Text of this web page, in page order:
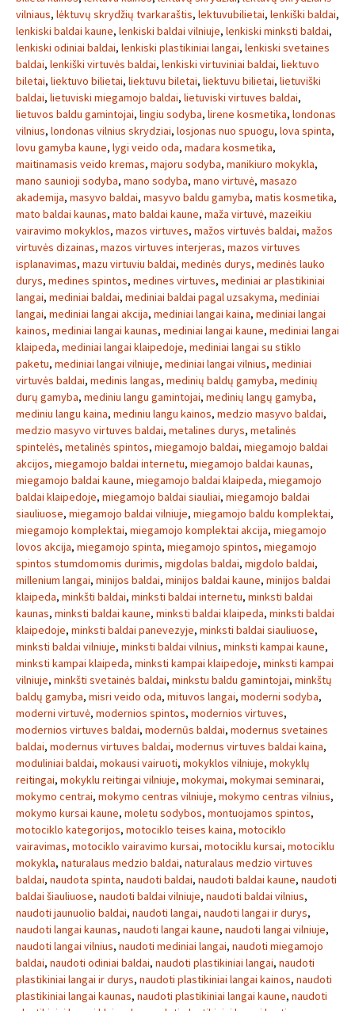
vilniaus, lėktuvų skrydžių tvarkaraštis, lektuvubilietai, lenkiški baldai,
lenkiski baldai kaune, lenkiski baldai vilniuje, lenkiski minksti baldai,
lenkiski odiniai baldai, lenkiski plastikiniai langai, lenkiski svetaines
baldai, lenkiški virtuvės baldai, lenkiski virtuviniai baldai, liektuvo
biletai, liektuvo bilietai, liektuvu biletai, liektuvu bilietai, lietuviški
baldai, lietuviski miegamojo baldai, lietuviski virtuves baldai,
lietuvos baldu gamintojai, lingiu sodyba, lirene kosmetika, londonas
vilnius, londonas vilnius skrydziai, losjonas nuo spuogu, lova spinta,
lovu gamyba kaune, lygi veido oda, madara kosmetika,
maitinamasis veido kremas, majoru sodyba, manikiuro mokykla,
mano saunioji sodyba, mano sodyba, mano virtuvė, masazo
akademija, masyvo baldai, masyvo baldu gamyba, matis kosmetika,
mato baldai kaunas, mato baldai kaune, maža virtuvė, mazeikiu
vairavimo mokyklos, mazos virtuves, mažos virtuvės baldai, mažos
virtuvės dizainas, mazos virtuves interjeras, mazos virtuves
isplanavimas, mazu virtuviu baldai, medinės durys, medinės lauko
durys, medines spintos, medines virtuves, mediniai ar plastikiniai
langai, mediniai baldai, mediniai baldai pagal uzsakyma, mediniai
langai, mediniai langai akcija, mediniai langai kaina, mediniai langai
kainos, mediniai langai kaunas, mediniai langai kaune, mediniai langai
klaipeda, mediniai langai klaipedoje, mediniai langai su stiklo
paketu, mediniai langai vilniuje, mediniai langai vilnius, mediniai
virtuvės baldai, medinis langas, medinių baldų gamyba, medinių
durų gamyba, mediniu langu gamintojai, medinių langų gamyba,
mediniu langu kaina, mediniu langu kainos, medzio masyvo baldai,
medzio masyvo virtuves baldai, metalines durys, metalinės
spintelės, metalinės spintos, miegamojo baldai, miegamojo baldai
akcijos, miegamojo baldai internetu, miegamojo baldai kaunas,
miegamojo baldai kaune, miegamojo baldai klaipeda, miegamojo
baldai klaipedoje, miegamojo baldai siauliai, miegamojo baldai
siauliuose, miegamojo baldai vilniuje, miegamojo baldu komplektai,
miegamojo komplektai, miegamojo komplektai akcija, miegamojo
lovos akcija, miegamojo spinta, miegamojo spintos, miegamojo
spintos stumdomomis durimis, migdolas baldai, migdolo baldai,
millenium langai, minijos baldai, minijos baldai kaune, minijos baldai
klaipeda, minkšti baldai, minksti baldai internetu, minksti baldai
kaunas, minksti baldai kaune, minksti baldai klaipeda, minksti baldai
klaipedoje, minksti baldai panevezyje, minksti baldai siauliuose,
minksti baldai vilniuje, minksti baldai vilnius, minksti kampai kaune,
minksti kampai klaipeda, minksti kampai klaipedoje, minksti kampai
vilniuje, minkšti svetainės baldai, minkstu baldu gamintojai, minkštų
baldų gamyba, misri veido oda, mituvos langai, moderni sodyba,
moderni virtuvė, modernios spintos, modernios virtuves,
modernios virtuves baldai, modernūs baldai, modernus svetaines
baldai, modernus virtuves baldai, modernus virtuves baldai kaina,
moduliniai baldai, mokausi vairuoti, mokyklos vilniuje, mokyklų
reitingai, mokyklu reitingai vilniuje, mokymai, mokymai seminarai,
mokymo centrai, mokymo centras vilniuje, mokymo centras vilnius,
mokymo kursai kaune, moletu sodybos, montuojamos spintos,
motociklo kategorijos, motociklo teises kaina, motociklo
vairavimas, motociklo vairavimo kursai, motociklu kursai, motociklu
mokykla, naturalaus medzio baldai, naturalaus medzio virtuves
baldai, naudota spinta, naudoti baldai, naudoti baldai kaune, naudoti
baldai šiauliuose, naudoti baldai vilniuje, naudoti baldai vilnius,
naudoti jaunuolio baldai, naudoti langai, naudoti langai ir durys,
naudoti langai kaunas, naudoti langai kaune, naudoti langai vilniuje,
naudoti langai vilnius, naudoti mediniai langai, naudoti miegamojo
baldai, naudoti odiniai baldai, naudoti plastikiniai langai, naudoti
plastikiniai langai ir durys, naudoti plastikiniai langai kainos, naudoti
plastikiniai langai kaunas, naudoti plastikiniai langai kaune, naudoti